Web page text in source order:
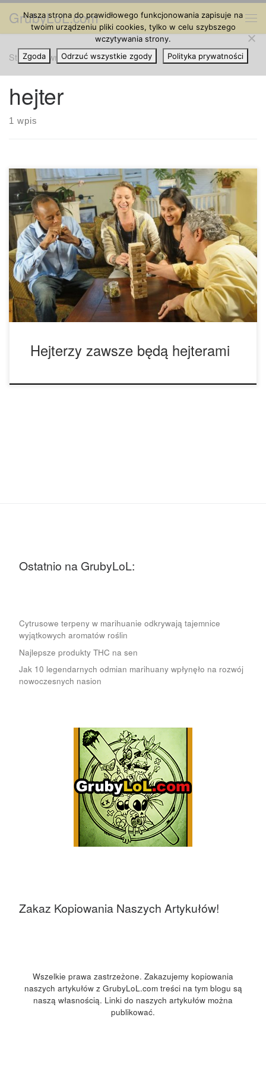
Przejdź do treści
GrubyLoL.com
Strona główna » hejter
hejter
1 wpis
Wszyscy znamy kogoś, kto bezwzględnie gardzi marihuaną i
nie akceptuje jej całkowicie. Jak radzić sobie z takimi ludźmi,
szczególnie jeśli są naszymi przyjaciółmi lub członkami
rodziny? A co najważniejsze, jak radzić sobie z nimi w
sposób taktowny? • Powiedz im, że to twój wybór! Jesteś
osobą dorosła i nikt nie […]
Hejterzy zawsze będą hejterami
Ostatnio na GrubyLoL:
Cytrusowe terpeny w marihuanie odkrywają tajemnice
wyjątkowych aromatów roślin
Najlepsze produkty THC na sen
Jak 10 legendarnych odmian marihuany wpłynęło na rozwój
nowoczesnych nasion
Zakaz Kopiowania Naszych Artykułów!
Wszelkie prawa zastrzeżone. Zakazujemy kopiowania
naszych artykułów z GrubyLoL.com treści na tym blogu są
naszą własnością. Linki do naszych artykułów można
publikować.
Nasza strona do prawidłowego funkcjonowania zapisuje na
twoim urządzeniu pliki cookies, tylko w celu szybszego
wczytywania strony.
Zgoda
Odrzuć wszystkie zgody Polityka prywatności